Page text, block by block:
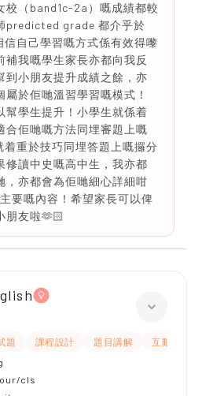
校（band1c-2a）嘅成績都較
predicted grade 都介乎於
自己學習嘅方式係有效得嚟
補我嘅學生家長亦都向我反
到小朋友提升成績之餘，亦
於佢哋溫習學習嘅模式！
幫學生提升！小學生就係着
合佢哋嘅方法同埋審題上嘅
重於技巧同埋答題上嘅攞分
修讀中史嘅高中生，我亦都
，亦都會為佢哋細心詳細咁
要嘅內容！希望家長可以俾
朋友啦🫶🏻
題 課程設計 題目講解
互動教學
cls